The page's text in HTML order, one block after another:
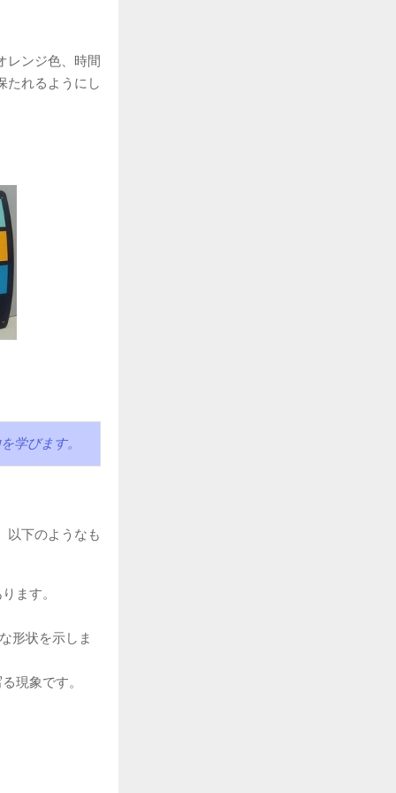
レンジ色、時間
たれるようにし
学びます。
以下のようなも
ます。
形状を示しま
現象です。